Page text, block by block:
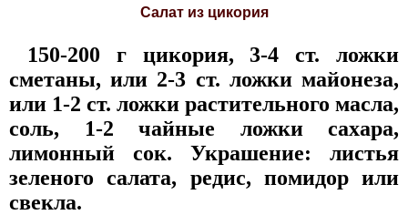
Салат из цикория
150-200 г цикория, 3-4 ст. ложки
сметаны, или 2-3 ст. ложки майонеза,
или 1-2 ст. ложки растительного масла,
соль, 1-2 чайные ложки сахара,
лимонный сок. Украшение: листья
зеленого салата, редис, помидор или
свекла.